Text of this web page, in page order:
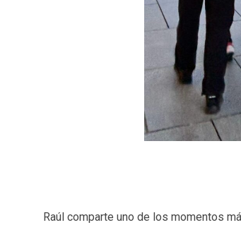
Raúl comparte uno de los momentos